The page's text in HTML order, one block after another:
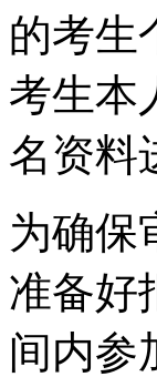
的考生
考生本
名资料
为确保
准备好
间内参